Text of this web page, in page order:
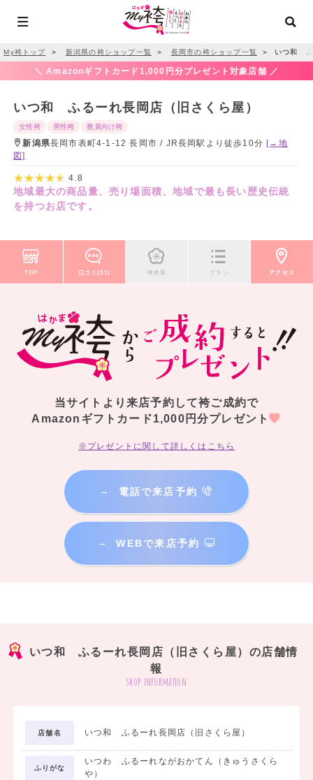
My袴トップ ＞ 新潟県の袴ショップ一覧 ＞ 長岡市の袴ショップ一覧 ＞ いつ和 ふ
＼ Amazonギフトカード1,000円分プレゼント対象店舗 ／
いつ和 ふるーれ長岡店（旧さくら屋）
女性袴 男性袴 教員向け袴
新潟県長岡市表町4-1-12 長岡市 / JR長岡駅より徒歩10分[→地
図]
4.8
地域最大の商品量、売り場面積、地域で最も長い歴史伝統
を持つお店です。
TOP 口コミ(31) 袴衣装 プラン アクセス
当サイトより来店予約して袴ご成約で
Amazonギフトカード1,000円分プレゼント
※プレゼントに関して詳しくはこちら
→ 電話で来店予約
→ WEBで来店予約
いつ和 ふるーれ長岡店（旧さくら屋）の店舗情
報
shop information
店舗名 いつ和 ふるーれ長岡店（旧さくら屋）
ふりがな
いつわ ふるーれながおかてん（きゅうさくら
や）